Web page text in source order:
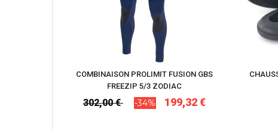
COMBINAISON PROLIMIT FUSION GBS
FREEZIP 5/3 ZODIAC
302,00 € -34% 199,32 €